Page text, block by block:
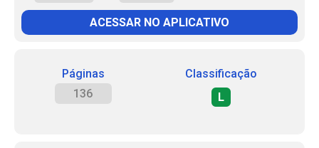
ACESSAR NO APLICATIVO
Páginas
136
Classificação
L